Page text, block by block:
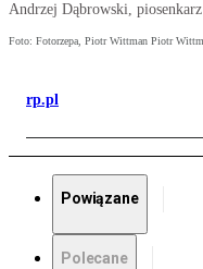
Andrzej Dąbrowski,
Foto: Fotorzepa, Piotr Wittman Piotr
rp.pl
Powiązane
Polecane